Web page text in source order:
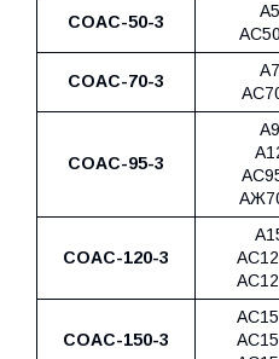
СОАС-50-3
СОАС-70-3
СОАС-95-3
СОАС-120-3
СОАС-150-3